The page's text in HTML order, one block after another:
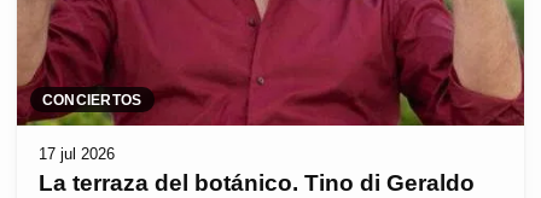
CONCIERTOS
17 jul 2026
La terraza del botánico. Tino di Geraldo